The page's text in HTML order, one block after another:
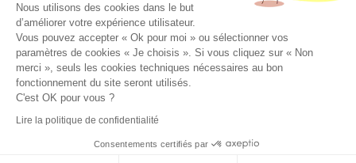
Tel : 04 94 48 50 57
Écrivez-nous
Horaires & plan d'accès
Nous utilisons des cookies dans le but
d’améliorer votre expérience utilisateur.
Vous pouvez accepter « Ok pour moi » ou sélectionner vos
paramètres de cookies « Je choisis ». Si vous cliquez sur « Non
merci », seuls les cookies techniques nécessaires au bon
fonctionnement du site seront utilisés.
C'est OK pour vous ?
Lire la politique de confidentialité
Consentements certifiés par